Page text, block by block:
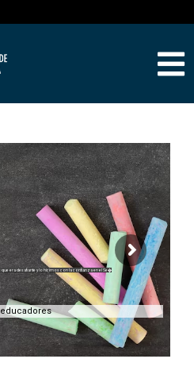
era desafiante y lo hicimos con la confianza en el Se�